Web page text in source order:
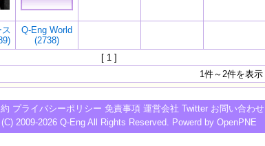
ス
Q-Eng World
(2738)
[ 1 ]
1件～2件を表示
プライバシーポリシー 免責事項 運営会社 Twitter お問い合わせ
2009-2026 Q-Eng All Rights Reserved. Powerd by OpenPNE